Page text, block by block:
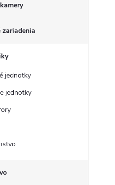
zariadenia
jednotky
jednotky